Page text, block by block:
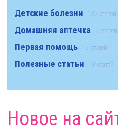
Детские болезни 132 статей
Домашняя аптечка 5 статей
Первая помощь 15 статей
Полезные статьи 13 статей
Новое на